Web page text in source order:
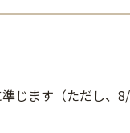
じます（ただし、